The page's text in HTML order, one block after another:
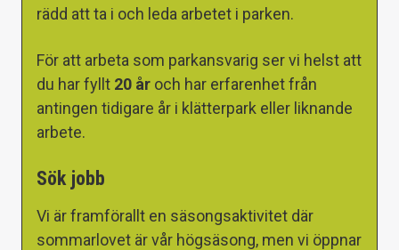
rädd att ta i och leda arbetet i parken.
För att arbeta som parkansvarig ser vi helst att
du har fyllt 20 år och har erfarenhet från
antingen tidigare år i klätterpark eller liknande
arbete.
Sök jobb
Vi är framförallt en säsongsaktivitet där
sommarlovet är vår högsäsong, men vi öppnar